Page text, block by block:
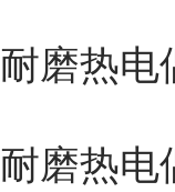
耐磨热电
耐磨热电